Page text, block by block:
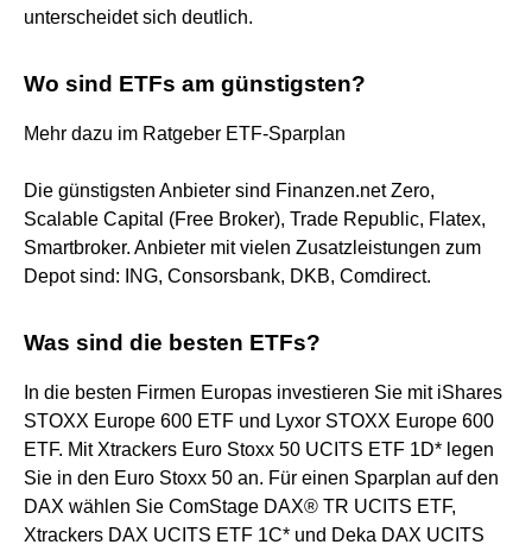
unterscheidet sich deutlich.
Wo sind ETFs am günstigsten?
Mehr dazu im Ratgeber ETF-Sparplan
Die günstigsten Anbieter sind Finanzen.net Zero,
Scalable Capital (Free Broker), Trade Republic, Flatex,
Smartbroker. Anbieter mit vielen Zusatzleistungen zum
Depot sind: ING, Consorsbank, DKB, Comdirect.
Was sind die besten ETFs?
In die besten Firmen Europas investieren Sie mit iShares
STOXX Europe 600 ETF und Lyxor STOXX Europe 600
ETF. Mit Xtrackers Euro Stoxx 50 UCITS ETF 1D* legen
Sie in den Euro Stoxx 50 an. Für einen Sparplan auf den
DAX wählen Sie ComStage DAX® TR UCITS ETF,
Xtrackers DAX UCITS ETF 1C* und Deka DAX UCITS